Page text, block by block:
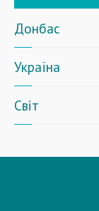
Донбас
Україна
Світ